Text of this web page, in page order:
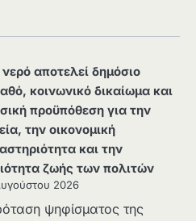
αποτελεί δημόσιο
κοινωνικό δικαίωμα και
προϋπόθεση για την
την οικονομική
και την
ζωής των πολιτών
2026
ψηφίσματος της